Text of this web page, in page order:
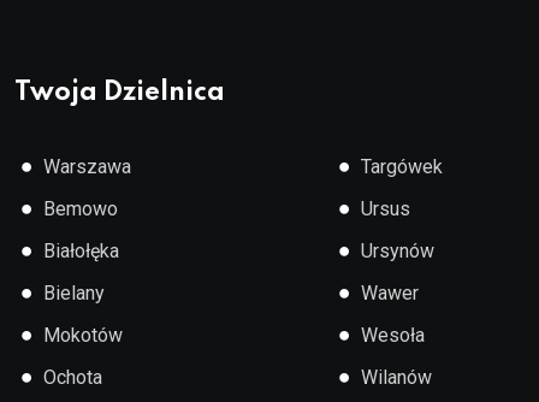
Twoja Dzielnica
● Warszawa
● Bemowo
● Białołęka
● Bielany
● Mokotów
● Ochota
● Targówek
● Ursus
● Ursynów
● Wawer
● Wesoła
● Wilanów